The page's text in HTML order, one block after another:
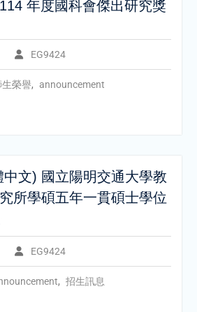
年度國科會傑出研究獎
EG9424
生榮譽, announcement
中文) 國立陽明交通大學教
所學碩五年一貫碩士學位
EG9424
, 招生訊息